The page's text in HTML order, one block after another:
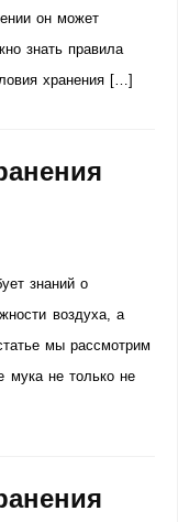
он может
знать правила
хранения […]
знаний о
воздуха, а
мы рассмотрим
мука не только не